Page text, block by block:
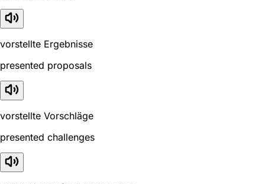
vorstellte Ergebnisse
presented proposals
vorstellte Vorschläge
presented challenges